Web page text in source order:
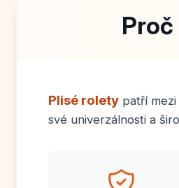
Plisé roletypatří mezi
své univerzálnosti a